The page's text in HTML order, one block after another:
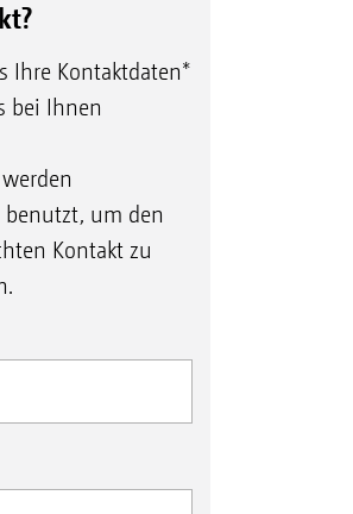
Ihre Kontaktdaten*
bei Ihnen
um den
Kontakt zu